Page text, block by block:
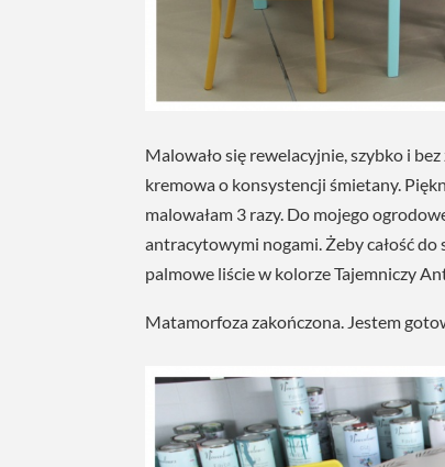
Malowało się rewelacyjnie, szybko i
kremowa o konsystencji śmietany.
malowałam 3 razy. Do mojego
antracytowymi nogami. Żeby całość do
palmowe liście w kolorze Tajemniczy
Matamorfoza zakończona. Jestem